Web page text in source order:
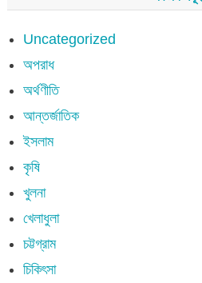
Uncategorized
অপরাধ
অর্থণীতি
আন্তর্জাতিক
ইসলাম
কৃষি
খুলনা
খেলাধুলা
চট্টগ্রাম
চিকিৎসা